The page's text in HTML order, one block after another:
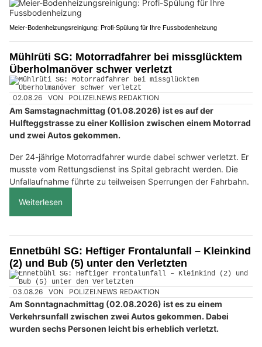
Meier-Bodenheizungsreinigung: Profi-Spülung für Ihre Fussbodenheizung
Mühlrüti SG: Motorradfahrer bei missglücktem
Überholmanöver schwer verletzt
02.08.26 VON POLIZEI.NEWS REDAKTION
Am Samstagnachmittag (01.08.2026) ist es auf der
Hulfteggstrasse zu einer Kollision zwischen einem Motorrad
und zwei Autos gekommen.
Der 24-jährige Motorradfahrer wurde dabei schwer verletzt. Er
musste vom Rettungsdienst ins Spital gebracht werden. Die
Unfallaufnahme führte zu teilweisen Sperrungen der Fahrbahn.
Weiterlesen
Ennetbühl SG: Heftiger Frontalunfall – Kleinkind
(2) und Bub (5) unter den Verletzten
03.08.26 VON POLIZEI.NEWS REDAKTION
Am Sonntagnachmittag (02.08.2026) ist es zu einem
Verkehrsunfall zwischen zwei Autos gekommen. Dabei
wurden sechs Personen leicht bis erheblich verletzt.